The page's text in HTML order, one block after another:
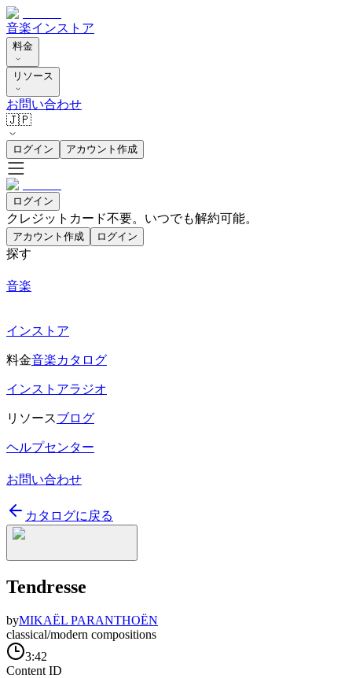
音楽インストア
料金
リソース
お問い合わせ
🇯🇵
ログイン アカウント作成
ログイン
クレジットカード不要。いつでも解約可能。
アカウント作成 ログイン
探す
音楽
インストア
料金音楽カタログ
インストアラジオ
リソースブログ
ヘルプセンター
お問い合わせ
カタログに戻る
Tendresse
byMIKAËL PARANTHOËN
classical/modern compositions
3:42
Content ID